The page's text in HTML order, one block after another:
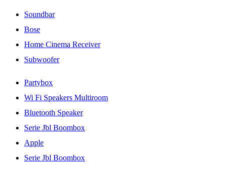
Soundbar
Bose
Home Cinema Receiver
Subwoofer
Partybox
Wi Fi Speakers Multiroom
Bluetooth Speaker
Serie Jbl Boombox
Apple
Serie Jbl Boombox